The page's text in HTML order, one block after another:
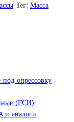
Тег: Масса
опрессовку
(ГСИ)
аналоги